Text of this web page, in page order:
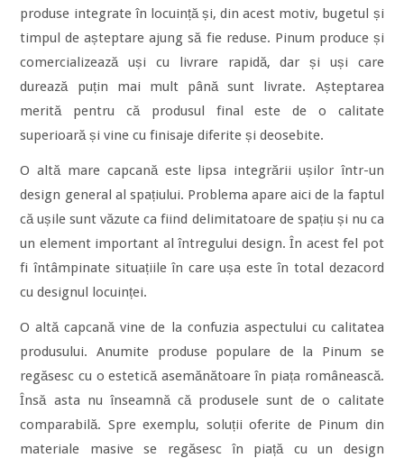
produse integrate în locuință și, din acest motiv, bugetul și
timpul de așteptare ajung să fie reduse. Pinum produce și
comercializează uși cu livrare rapidă, dar și uși care
durează puțin mai mult până sunt livrate. Așteptarea
merită pentru că produsul final este de o calitate
superioară și vine cu finisaje diferite și deosebite.
O altă mare capcană este lipsa integrării ușilor într-un
design general al spațiului. Problema apare aici de la faptul
că ușile sunt văzute ca fiind delimitatoare de spațiu și nu ca
un element important al întregului design. În acest fel pot
fi întâmpinate situațiile în care ușa este în total dezacord
cu designul locuinței.
O altă capcană vine de la confuzia aspectului cu calitatea
produsului. Anumite produse populare de la Pinum se
regăsesc cu o estetică asemănătoare în piața românească.
Însă asta nu înseamnă că produsele sunt de o calitate
comparabilă. Spre exemplu, soluții oferite de Pinum din
materiale masive se regăsesc în piață cu un design